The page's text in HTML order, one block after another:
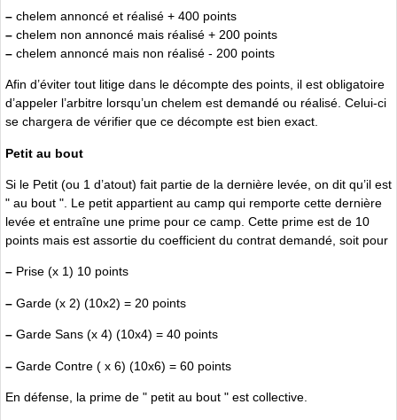
– chelem annoncé et réalisé + 400 points
– chelem non annoncé mais réalisé + 200 points
– chelem annoncé mais non réalisé - 200 points
Afin d’éviter tout litige dans le décompte des points, il est obligatoire
d’appeler l’arbitre lorsqu’un chelem est demandé ou réalisé. Celui-ci
se chargera de vérifier que ce décompte est bien exact.
Petit au bout
Si le Petit (ou 1 d’atout) fait partie de la dernière levée, on dit qu’il est
" au bout ". Le petit appartient au camp qui remporte cette dernière
levée et entraîne une prime pour ce camp. Cette prime est de 10
points mais est assortie du coefficient du contrat demandé, soit pour
– Prise (x 1) 10 points
– Garde (x 2) (10x2) = 20 points
– Garde Sans (x 4) (10x4) = 40 points
– Garde Contre ( x 6) (10x6) = 60 points
En défense, la prime de " petit au bout " est collective.